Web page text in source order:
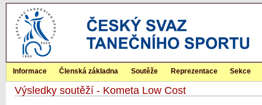
Informace Členská základna Soutěže Reprezentace Sekce
Výsledky soutěží - Kometa Low Cost